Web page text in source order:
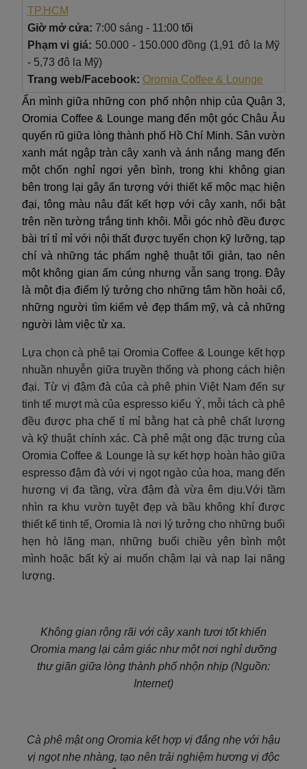
TP.HCM
Giờ mở cửa: 7:00 sáng - 11:00tối
Phạm vi giá: 50.000 - 150.000 đồng (1,91 đô la Mỹ
- 5,73 đô la Mỹ)
Trang web/Facebook: Oromia Coffee & Lounge
Ẩn mình giữa những con phố nhộn nhịp của Quận 3,
Oromia Coffee & Lounge mang đến một góc Châu Âu
quyến rũ giữa lòng thành phố Hồ Chí Minh. Sân vườn
xanh mát ngập tràn cây xanh và ánh nắng mang đến
một chốn nghỉ ngơi yên bình, trong khi không gian
bên trong lại gây ấn tượng với thiết kế mộc mạc hiện
đại, tông màu nâu đất kết hợp với cây xanh, nổi bật
trên nền tường trắng tinh khôi. Mỗi góc nhỏ đều được
bài trí tỉ mỉ với nội thất được tuyển chọn kỹ lưỡng, tạp
chí và những tác phẩm nghệ thuật tối giản, tạo nên
một không gian ấm cúng nhưng vẫn sang trọng. Đây
là một địa điểm lý tưởng cho những tâm hồn hoài cổ,
những người tìm kiếm vẻ đẹp thẩm mỹ, và cả những
người làm việc từ xa.
Lựa chọn cà phê tại Oromia Coffee & Lounge kết hợp
nhuần nhuyễn giữa truyền thống và phong cách hiện
đại. Từ vị đậm đà của cà phê phin Việt Nam đến sự
tinh tế mượt mà của espresso kiểu Ý, mỗi tách cà phê
đều được pha chế tỉ mỉ bằng hạt cà phê chất lượng
và kỹ thuật chính xác. Cà phê mật ong đặc trưng của
Oromia Coffee & Lounge là sự kết hợp hoàn hảo giữa
espresso đậm đà với vị ngọt ngào của hoa, mang đến
hương vị đa tầng, vừa đậm đà vừa êm dịu.Với tầm
nhìn ra khu vườn tuyệt đẹp và bầu không khí được
thiết kế tinh tế, Oromia là nơi lý tưởng cho những buổi
hẹn hò lãng mạn, những buổi chiều yên bình một
mình hoặc bất kỳ ai muốn chậm lại và nạp lại năng
lượng.
Không gian rộng rãi với cây xanh tươi tốt khiến
Oromia mang lại cảm giác như một nơi nghỉ dưỡng
thư giãn giữa lòng thành phố nhộn nhịp (Nguồn:
Internet)
Cà phê mật ong Oromia kết hợp vị đắng nhẹ với hậu
vị ngọt nhẹ nhàng, tạo nên trải nghiệm hương vị độc